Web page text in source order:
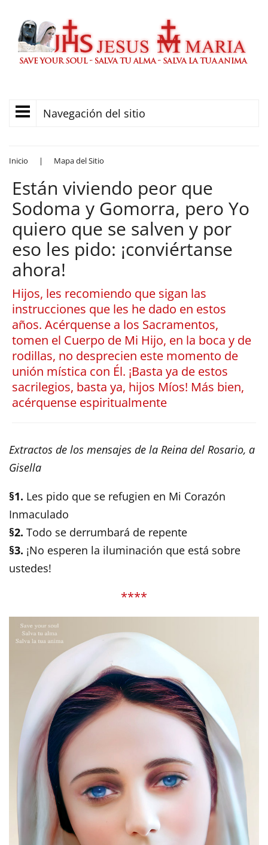
Navegación del sitio
Inicio | Mapa del Sitio
Están viviendo peor que
Sodoma y Gomorra, pero Yo
quiero que se salven y por
eso les pido: ¡conviértanse
ahora!
Hijos, les recomiendo que sigan las
instrucciones que les he dado en estos
años. Acérquense a los Sacramentos,
tomen el Cuerpo de Mi Hijo, en la boca y de
rodillas, no desprecien este momento de
unión mística con Él. ¡Basta ya de estos
sacrilegios, basta ya, hijos Míos! Más bien,
acérquense espiritualmente
Extractos de los mensajes de la Reina del Rosario, a
Gisella
§1. Les pido que se refugien en Mi Corazón
Inmaculado
§2. Todo se derrumbará de repente
§3. ¡No esperen la iluminación que está sobre
ustedes!
****